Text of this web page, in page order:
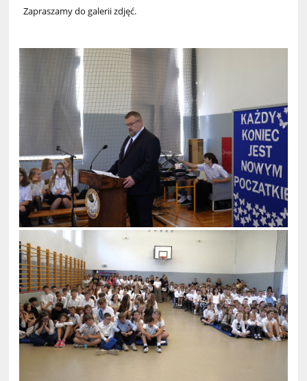
Zapraszamy do galerii zdjęć.